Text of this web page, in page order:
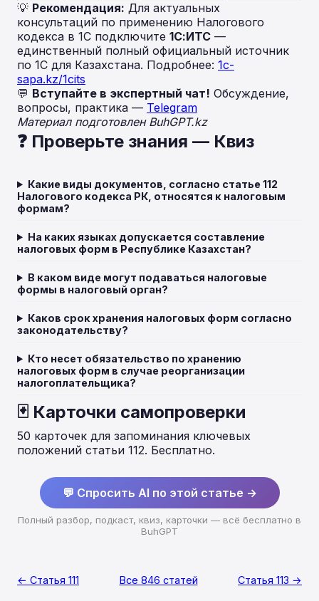
💡 Рекомендация: Для актуальных
консультаций по применению Налогового
кодекса в 1С подключите 1С:ИТС —
единственный полный официальный источник
по 1С для Казахстана. Подробнее: 1c-
sapa.kz/1cits
💬 Вступайте в экспертный чат! Обсуждение,
вопросы, практика — Telegram
Материал подготовлен BuhGPT.kz
❓ Проверьте знания — Квиз
Какие виды документов, согласно статье 112
Налогового кодекса РК, относятся к налоговым
формам?
На каких языках допускается составление
налоговых форм в Республике Казахстан?
В каком виде могут подаваться налоговые
формы в налоговый орган?
Каков срок хранения налоговых форм согласно
законодательству?
Кто несет обязательство по хранению
налоговых форм в случае реорганизации
налогоплательщика?
🃏 Карточки самопроверки
50 карточек для запоминания ключевых
положений статьи 112. Бесплатно.
💬 Спросить AI по этой статье →
Полный разбор, подкаст, квиз, карточки — всё бесплатно в
BuhGPT
← Статья 111 Все 846 статей Статья 113 →